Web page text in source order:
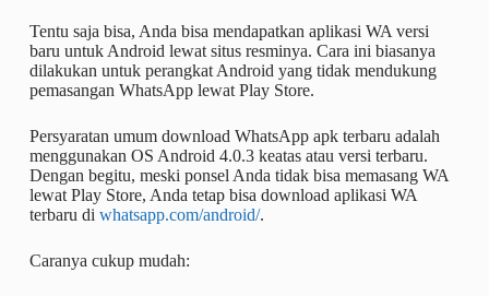
Tentu saja bisa, Anda bisa mendapatkan aplikasi WA versi
baru untuk Android lewat situs resminya. Cara ini biasanya
dilakukan untuk perangkat Android yang tidak mendukung
pemasangan WhatsApp lewat Play Store.
Persyaratan umum download WhatsApp apk terbaru adalah
menggunakan OS Android 4.0.3 keatas atau versi terbaru.
Dengan begitu, meski ponsel Anda tidak bisa memasang WA
lewat Play Store, Anda tetap bisa download aplikasi WA
terbaru di whatsapp.com/android/.
Caranya cukup mudah: